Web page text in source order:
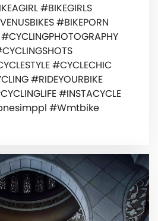
#BIKEGIRLS
#BIKEPORN
#CYCLECHIC
#RIDEYOURBIKE
#INSTACYCLE
#Wmtbike